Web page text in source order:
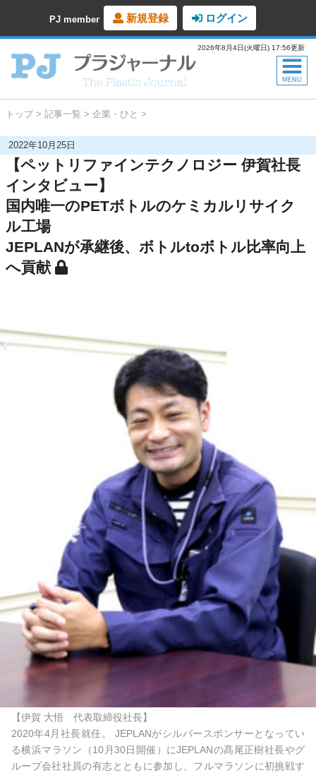
PJ member 新規登録 ログイン
2026年8月4日(火曜日) 17:56更新
トップ 記事一覧 企業・ひと
2022年10月25日
【ペットリファインテクノロジー 伊賀社長
インタビュー】
国内唯一のPETボトルのケミカルリサイク
ル工場
JEPLANが承継後、ボトルtoボトル比率向上
へ貢献
【伊賀 大悟 代表取締役社長】
2020年4月社長就任。 JEPLANがシルバースポンサーとなってい
る横浜マラソン（10月30日開催）にJEPLANの髙尾正樹社長やグ
ループ会社社員の有志とともに参加し、フルマラソンに初挑戦す